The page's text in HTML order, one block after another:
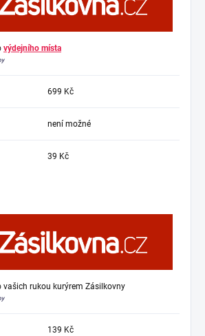
výdejního místa
699 Kč
není možné
39 Kč
vašich rukou kurýrem Zásilkovny
139 Kč